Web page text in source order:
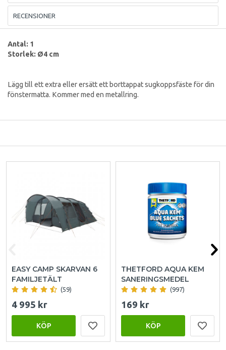
RECENSIONER
Antal: 1
Storlek: Ø4 cm
Lägg till ett extra eller ersätt ett borttappat sugkoppsfäste för din
fönstermatta. Kommer med en metallring.
EASY CAMP SKARVAN 6
FAMILJETÄLT
(59)
4 995 kr
KÖP
THETFORD AQUA KEM
SANERINGSMEDEL
(997)
169 kr
KÖP